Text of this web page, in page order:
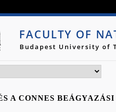
FACULTY OF
Budapest University of
A CONNES BEÁGYAZÁSI